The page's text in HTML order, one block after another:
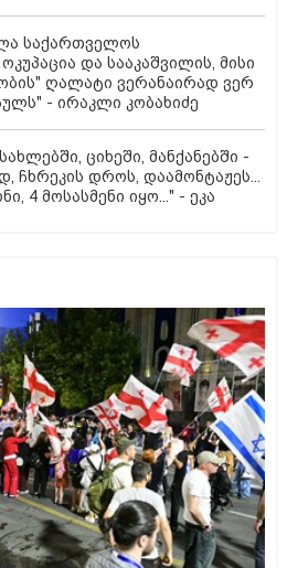
საქართველოს
და სააკაშვილის, მისი
ღალატი ვერანაირად ვერ
- ირაკლი კობახიძე
ციხეში, მანქანებში -
დროს, დაამონტაჟეს...
4 მოსასმენი იყო..." - ეკა